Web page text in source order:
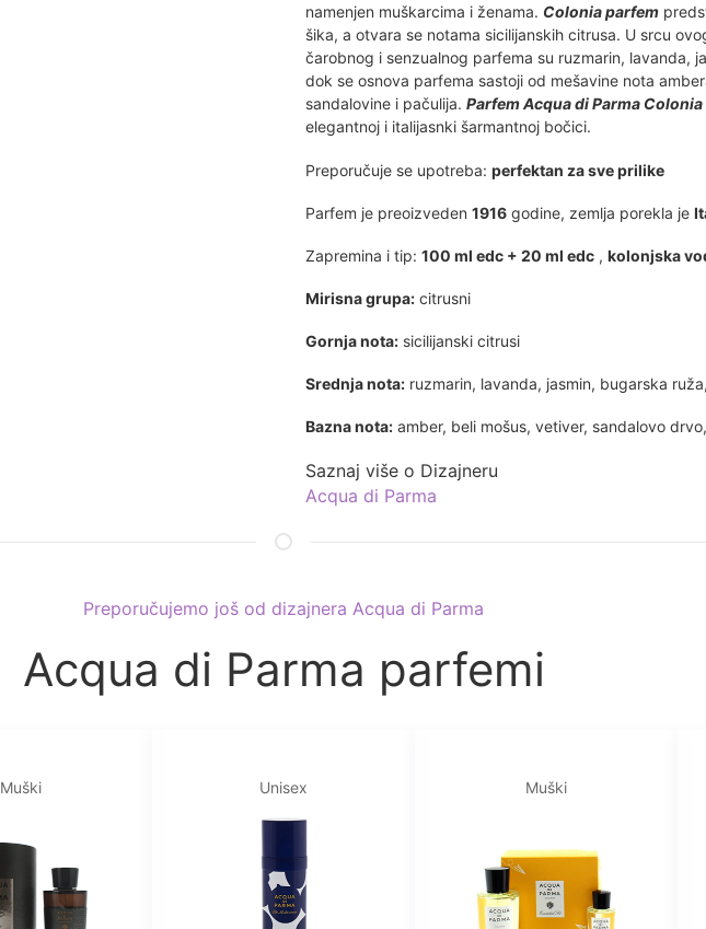
namenjen muškarcima i ženama. Colonia parfem
šika, a otvara se notama sicilijanskih citrusa. U srcu
čarobnog i senzualnog parfema su ruzmarin, lavanda,
dok se osnova parfema sastoji od mešavine nota
sandalovine i pačulija. Parfem Acqua di Parma Colonia
elegantnoj i italijasnki šarmantnoj bočici.
Preporučuje se upotreba: perfektan za sve prilike
Parfem je preoizveden 1916 godine, zemlja porekla je
Zapremina i tip: 100 ml edc + 20 ml edc , kolonjska
Mirisna grupa: citrusni
Gornja nota: sicilijanski citrusi
Srednja nota: ruzmarin, lavanda, jasmin, bugarska
Bazna nota: amber, beli mošus, vetiver, sandalovo
Saznaj više o Dizajneru
Acqua di Parma
Preporučujemo još od dizajnera Acqua di Parma
Acqua di Parma parfemi
Muški Unisex Muški